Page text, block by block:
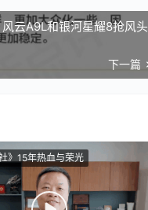
云A9L和银河星耀8抢风头
下一篇
》15年热血与荣光